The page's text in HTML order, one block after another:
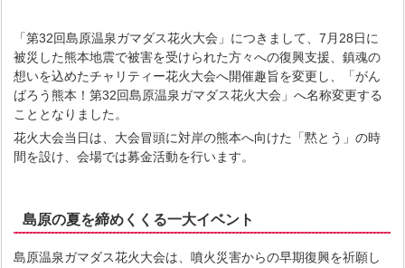
「第32回島原温泉ガマダス花火大会」につきまして、7月28日に
被災した熊本地震で被害を受けられた方々への復興支援、鎮魂の
想いを込めたチャリティー花火大会へ開催趣旨を変更し、「がん
ばろう熊本！第32回島原温泉ガマダス花火大会」へ名称変更する
こととなりました。
花火大会当日は、大会冒頭に対岸の熊本へ向けた「黙とう」の時
間を設け、会場では募金活動を行います。
島原の夏を締めくくる一大イベント
島原温泉ガマダス花火大会は、噴火災害からの早期復興を祈願し